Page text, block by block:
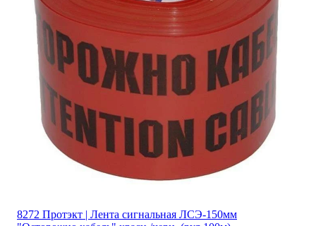
8272 Протэкт | Лента сигнальная ЛСЭ-150мм